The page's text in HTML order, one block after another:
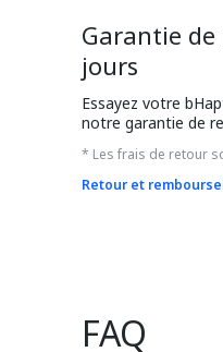
Garantie
jours
Essayez votre
notre garantie de
* Les frais de retour
Retour et
FAQ